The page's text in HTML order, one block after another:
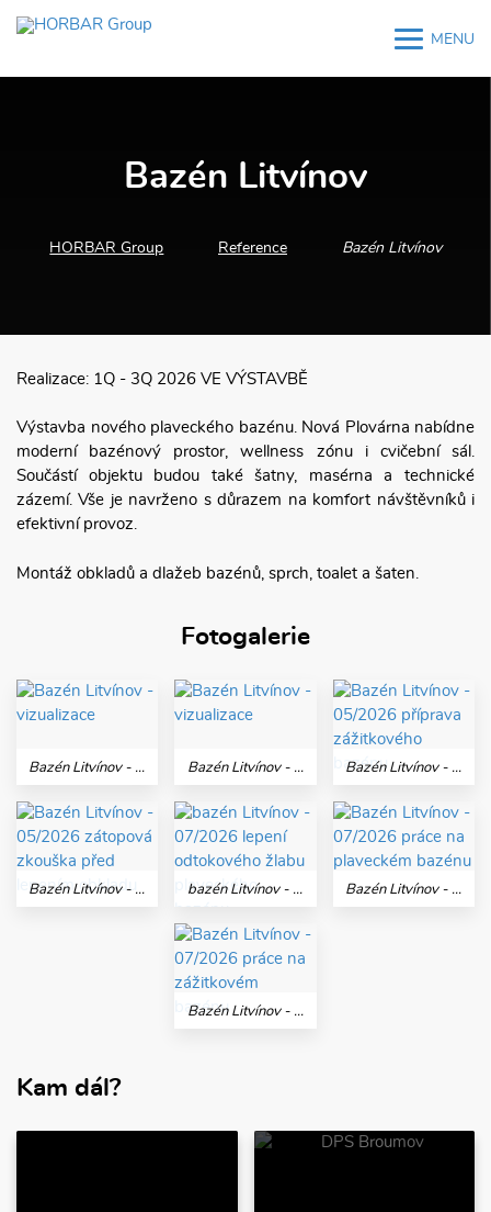
MENU
Bazén Litvínov
HORBAR Group Reference Bazén Litvínov
Realizace: 1Q - 3Q 2026 VE VÝSTAVBĚ
Výstavba nového plaveckého bazénu. Nová Plovárna nabídne
moderní bazénový prostor, wellness zónu i cvičební sál.
Součástí objektu budou také šatny, masérna a technické
zázemí. Vše je navrženo s důrazem na komfort návštěvníků i
efektivní provoz.
Montáž obkladů a dlažeb bazénů, sprch, toalet a šaten.
Fotogalerie
Bazén Litvínov - vizualizace Bazén Litvínov - vizualizace Bazén Litvínov - 05/2026 příprava zážitkového bazénu
Bazén Litvínov - 05/2026 zátopová zkouška před lepením obkladu bazén Litvínov - 07/2026 lepení odtokového žlabu plaveckého bazénu Bazén Litvínov - 07/2026 práce na plaveckém bazénu
Bazén Litvínov - 07/2026 práce na zážitkovém bazénu
Kam dál?